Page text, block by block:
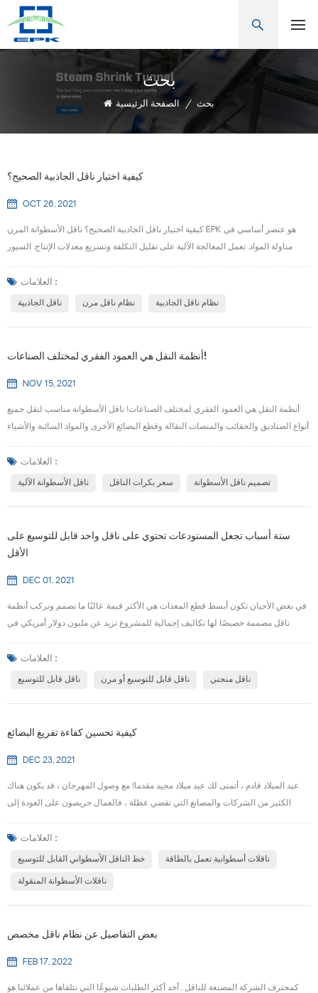
بحث
الصفحة الرئيسية / بحث
كيفية اختيار ناقل الجاذبية الصحيح؟
OCT 26, 2021
كيفية اختيار ناقل الجاذبية الصحيح؟ ناقل الأسطوانة المرن EPK هو عنصر أساسي في
مناولة المواد. تعمل المعالجة الآلية على تقليل التكلفة وتسريع معدلات الإنتاج. السيور
شيوعًا.A مجموعة ناقل الجاذبية يتضمن إطار ناقل وبكرات بالإضافة إلى مجموعتين من
العلامات :
ناقل الجاذبية نظام ناقل مرن نظام ناقل الجاذبية
أنظمة النقل هي العمود الفقري لمختلف الصناعات!
NOV 15, 2021
أنظمة النقل هي العمود الفقري لمختلف الصناعات! ناقل الأسطوانة مناسب لنقل جميع
أنواع الصناديق والحقائب والمنصات النقالة وقطع البضائع الأخرى والمواد السائبة والأشياء
نقل وزن كبير من مادة واحدة ، أو تحمل حمولة تصادم أكبر ، يسهل توصيل خط الأسطوانة
العلامات :
ناقل الأسطوانة الآلية سعر بكرات الناقل تصميم ناقل الأسطوانة
ستة أسباب تجعل المستودعات تحتوي على ناقل واحد قابل للتوسيع على
الأقل
DEC 01, 2021
في بعض الأحيان تكون أبسط قطع المعدات هي الأكثر قيمة. غالبًا ما نصمم ونركب أنظمة
ناقل مصممة خصيصًا لها تكاليف إجمالية للمشروع تزيد عن مليون دولار أمريكي في
يُباع بأقل من 1000 دولار؟ المعدات هي ناقل قابل للتوسيع أو مرن . ستراها قيد الاستخدام
في أرصفة التحميل وداخل ممرات التخزين وفي الكثير من الأماكن في معظم
العلامات :
ناقل قابل للتوسيع ناقل قابل للتوسيع أو مرن ناقل منحني
كيفية تحسين كفاءة تفريغ البضائع
DEC 23, 2021
عيد الميلاد قادم ، أتمنى لك عيد ميلاد مجيد مقدما! مع وصول المهرجان ، قد يكون هناك
الكثير من الشركات والمصانع التي تقضي عطلة ، فالعمال حريصون على العودة إلى
البحتة والتفريغ ، تكون صعبة للغاية. إذن ما نوع المعدات التي يمكن أن تساعد في تحسين
العلامات :
خط الناقل الأسطواني القابل للتوسيع ناقلات أسطوانية تعمل بالطاقة
ناقلات الأسطوانة المنقولة
بعض التفاصيل عن نظام ناقل مخصص
FEB 17, 2022
كمحترف الشركة المصنعة للناقل , أحد أكثر الطلبات شيوعًا التي نتلقاها من عملائنا هو